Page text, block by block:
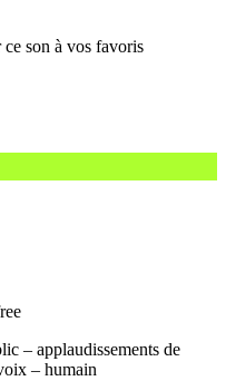
– applaudissements de
– humain